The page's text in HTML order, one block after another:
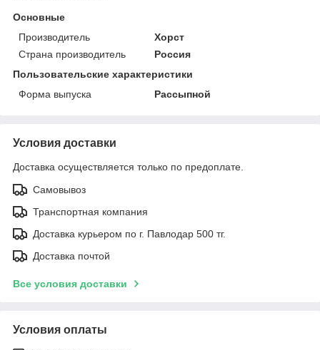
Основные
Производитель
Хорст
Страна производитель
Россия
Пользовательские характеристики
Форма выпуска
Рассыпной
Условия доставки
Доставка осуществляется только по предоплате.
Самовывоз
Транспортная компания
Доставка курьером по г. Павлодар 500 тг.
Доставка почтой
Все условия доставки
Условия оплаты